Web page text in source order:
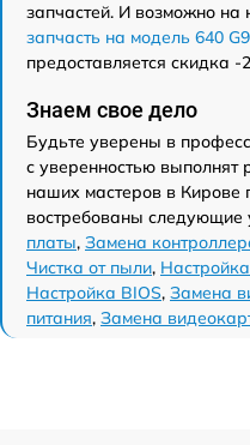
запчастей. И возможно
запчасть на модель 640 G9
предоставляется скидка -
Знаем свое дело
Будьте уверены в
с уверенностью выполнят
наших мастеров в Кирове
востребованы следующие
платы, Замена
Чистка от пыли,
Настройка BIOS, Замена
питания, Замена